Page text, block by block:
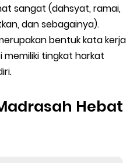
Periode Maret 2026
Madrasah Tahap I Tahun
Sebelum Simulasi TKA
Bulan Ramadan 2026
di EMIS GTK
sangat (dahsyat, ramai,
dan sebagainya).
bentuk kata kerja
tingkat harkat
Hebat